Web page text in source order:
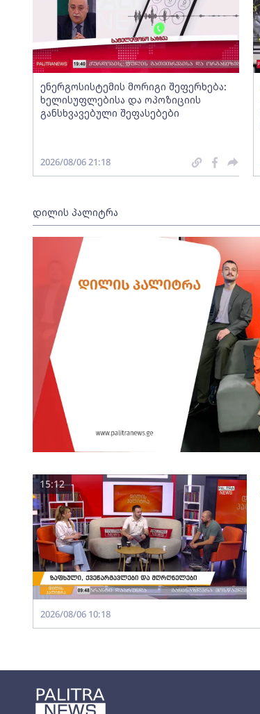
ენერგოსისტემის მორიგი შეფერხება:
ხელისუფლებისა და ოპოზიციის
განსხვავებული შეფასებები
2026/08/06 21:18
დილის პალიტრა
15:12
2026/08/06 10:18